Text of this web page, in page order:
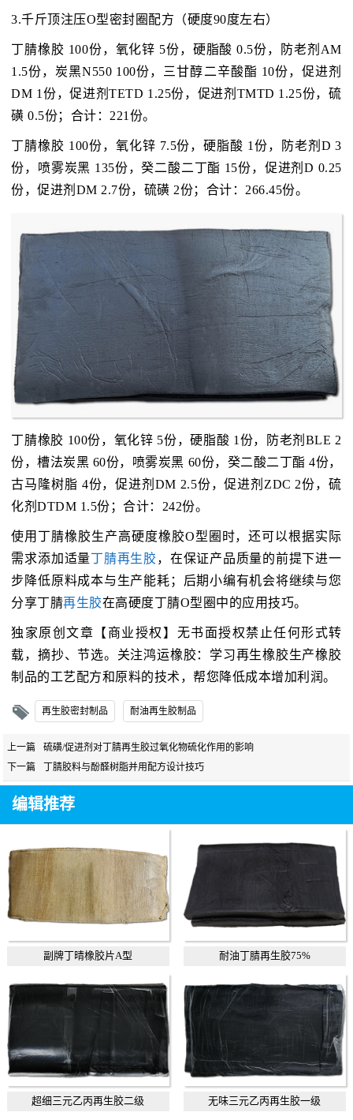
3.千斤顶注压O型密封圈配方（硬度90度左右）
丁腈橡胶 100份，氧化锌 5份，硬脂酸 0.5份，防老剂AM
1.5份，炭黑N550 100份，三甘醇二辛酸酯 10份，促进剂
DM 1份，促进剂TETD 1.25份，促进剂TMTD 1.25份，硫
磺 0.5份；合计：221份。
丁腈橡胶 100份，氧化锌 7.5份，硬脂酸 1份，防老剂D 3
份，喷雾炭黑 135份，癸二酸二丁酯 15份，促进剂D 0.25
份，促进剂DM 2.7份，硫磺 2份；合计：266.45份。
丁腈橡胶 100份，氧化锌 5份，硬脂酸 1份，防老剂BLE 2
份，槽法炭黑 60份，喷雾炭黑 60份，癸二酸二丁酯 4份，
古马隆树脂 4份，促进剂DM 2.5份，促进剂ZDC 2份，硫
化剂DTDM 1.5份；合计：242份。
使用丁腈橡胶生产高硬度橡胶O型圈时，还可以根据实际
需求添加适量丁腈再生胶，在保证产品质量的前提下进一
步降低原料成本与生产能耗；后期小编有机会将继续与您
分享丁腈再生胶在高硬度丁腈O型圈中的应用技巧。
独家原创文章【商业授权】无书面授权禁止任何形式转
载，摘抄、节选。关注鸿运橡胶：学习再生橡胶生产橡胶
制品的工艺配方和原料的技术，帮您降低成本增加利润。
再生胶密封制品 耐油再生胶制品
上一篇
硫磺/促进剂对丁腈再生胶过氧化物硫化作用的影响
下一篇
丁腈胶料与酚醛树脂并用配方设计技巧
编辑推荐
副牌丁晴橡胶片A型 耐油丁腈再生胶75%
超细三元乙丙再生胶二级 无味三元乙丙再生胶一级